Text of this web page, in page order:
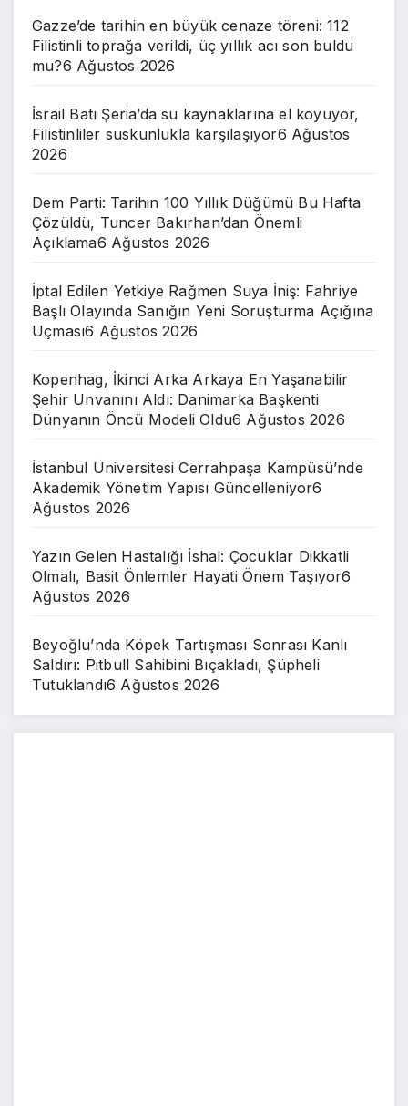
Gazze’de tarihin en büyük cenaze töreni: 112
Filistinli toprağa verildi, üç yıllık acı son buldu
mu?6 Ağustos 2026
İsrail Batı Şeria’da su kaynaklarına el koyuyor,
Filistinliler suskunlukla karşılaşıyor6 Ağustos
2026
Dem Parti: Tarihin 100 Yıllık Düğümü Bu Hafta
Çözüldü, Tuncer Bakırhan’dan Önemli
Açıklama6 Ağustos 2026
İptal Edilen Yetkiye Rağmen Suya İniş: Fahriye
Başlı Olayında Sanığın Yeni Soruşturma Açığına
Uçması6 Ağustos 2026
Kopenhag, İkinci Arka Arkaya En Yaşanabilir
Şehir Unvanını Aldı: Danimarka Başkenti
Dünyanın Öncü Modeli Oldu6 Ağustos 2026
İstanbul Üniversitesi Cerrahpaşa Kampüsü’nde
Akademik Yönetim Yapısı Güncelleniyor6
Ağustos 2026
Yazın Gelen Hastalığı İshal: Çocuklar Dikkatli
Olmalı, Basit Önlemler Hayati Önem Taşıyor6
Ağustos 2026
Beyoğlu’nda Köpek Tartışması Sonrası Kanlı
Saldırı: Pitbull Sahibini Bıçakladı, Şüpheli
Tutuklandı6 Ağustos 2026